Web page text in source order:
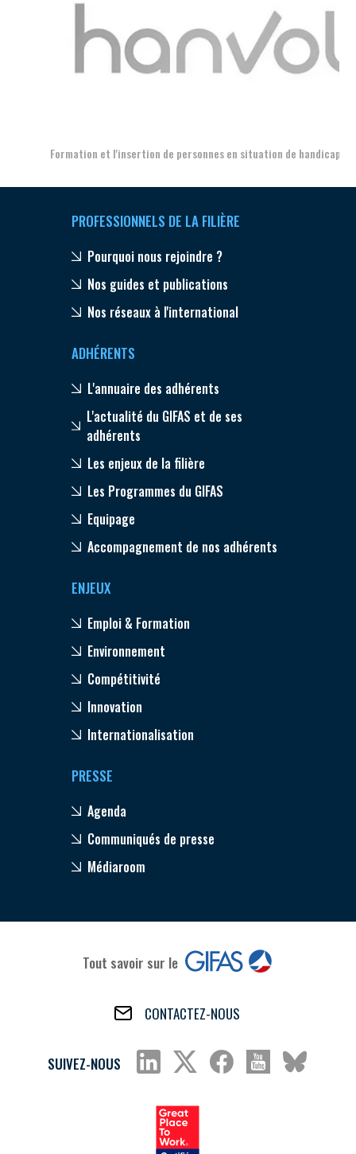
Formation et l'insertion de personnes en situation de handicap
PROFESSIONNELS DE LA FILIÈRE
Pourquoi nous rejoindre ?
Nos guides et publications
Nos réseaux à l'international
ADHÉRENTS
L'annuaire des adhérents
L'actualité du GIFAS et de ses
adhérents
Les enjeux de la filière
Les Programmes du GIFAS
Equipage
Accompagnement de nos adhérents
ENJEUX
Emploi & Formation
Environnement
Compétitivité
Innovation
Internationalisation
PRESSE
Agenda
Communiqués de presse
Médiaroom
Tout savoir sur le
CONTACTEZ-NOUS
SUIVEZ-NOUS